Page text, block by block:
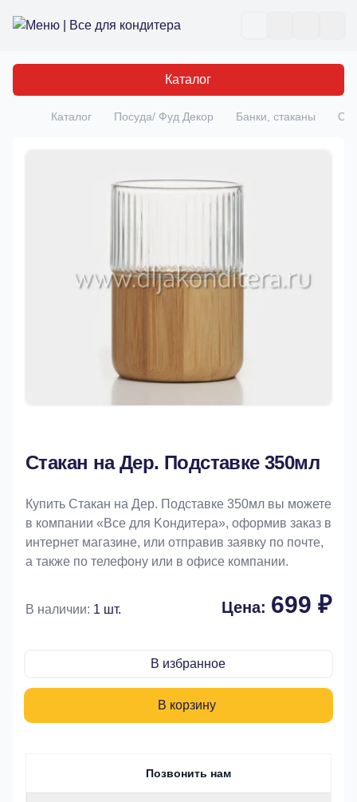
Все для кондитера
Каталог
Главная
Каталог Посуда/ Фуд Декор Банки, стаканы
Стакан на Дер. Подставке 350мл
Купить Стакан на Дер. Подставке 350мл вы можете
в компании «Bce для Koндитeрa», оформив заказ в
интернет магазине, или отправив заявку по почте,
а также по телефону или в офисе компании.
В наличии: 1 шт. Цена: 699 ₽
В избранное
В корзину
Позвонить нам